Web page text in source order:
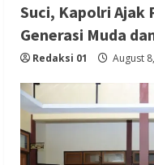
Suci, Kapolri Ajak
Generasi Muda
Redaksi 01 August